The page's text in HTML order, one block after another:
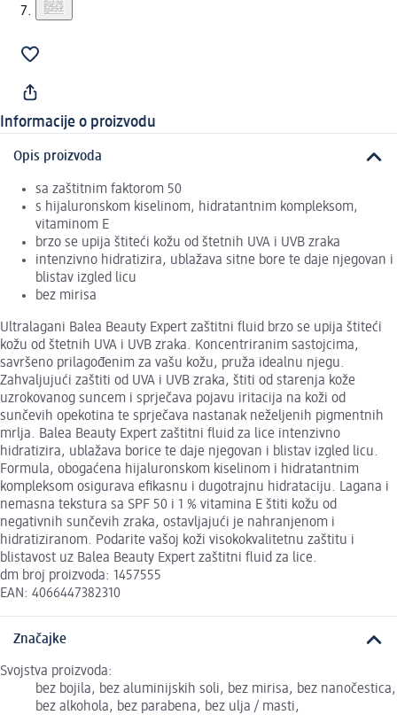
Informacije o proizvodu
Opis proizvoda
sa zaštitnim faktorom 50
s hijaluronskom kiselinom, hidratantnim kompleksom,
vitaminom E
brzo se upija štiteći kožu od štetnih UVA i UVB zraka
intenzivno hidratizira, ublažava sitne bore te daje njegovan i
blistav izgled licu
bez mirisa
Ultralagani Balea Beauty Expert zaštitni fluid brzo se upija štiteći
kožu od štetnih UVA i UVB zraka. Koncentriranim sastojcima,
savršeno prilagođenim za vašu kožu, pruža idealnu njegu.
Zahvaljujući zaštiti od UVA i UVB zraka, štiti od starenja kože
uzrokovanog suncem i sprječava pojavu iritacija na koži od
sunčevih opekotina te sprječava nastanak neželjenih pigmentnih
mrlja. Balea Beauty Expert zaštitni fluid za lice intenzivno
hidratizira, ublažava borice te daje njegovan i blistav izgled licu.
Formula, obogaćena hijaluronskom kiselinom i hidratantnim
kompleksom osigurava efikasnu i dugotrajnu hidrataciju. Lagana i
nemasna tekstura sa SPF 50 i 1 % vitamina E štiti kožu od
negativnih sunčevih zraka, ostavljajući je nahranjenom i
hidratiziranom. Podarite vašoj koži visokokvalitetnu zaštitu i
blistavost uz Balea Beauty Expert zaštitni fluid za lice.
dm broj proizvoda: 1457555
EAN: 4066447382310
Značajke
Svojstva proizvoda:
bez bojila, bez aluminijskih soli, bez mirisa, bez nanočestica,
bez alkohola, bez parabena, bez ulja / masti,